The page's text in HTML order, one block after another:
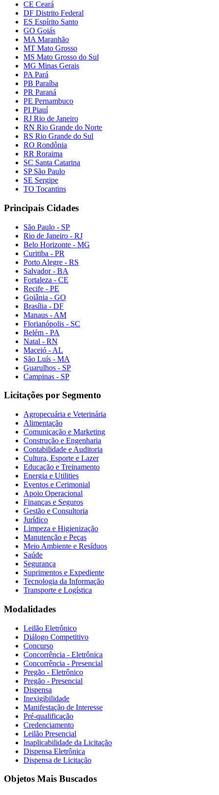
CE Ceará
DF Distrito Federal
ES Espírito Santo
GO Goiás
MA Maranhão
MT Mato Grosso
MS Mato Grosso do Sul
MG Minas Gerais
PA Pará
PB Paraíba
PR Paraná
PE Pernambuco
PI Piauí
RJ Rio de Janeiro
RN Rio Grande do Norte
RS Rio Grande do Sul
RO Rondônia
RR Roraima
SC Santa Catarina
SP São Paulo
SE Sergipe
TO Tocantins
Principais Cidades
São Paulo - SP
Rio de Janeiro - RJ
Belo Horizonte - MG
Curitiba - PR
Porto Alegre - RS
Salvador - BA
Fortaleza - CE
Recife - PE
Goiânia - GO
Brasília - DF
Manaus - AM
Florianópolis - SC
Belém - PA
Natal - RN
Maceió - AL
São Luís - MA
Guarulhos - SP
Campinas - SP
Licitações por Segmento
Agropecuária e Veterinária
Alimentação
Comunicação e Marketing
Construção e Engenharia
Contabilidade e Auditoria
Cultura, Esporte e Lazer
Educação e Treinamento
Energia e Utilities
Eventos e Cerimonial
Apoio Operacional
Finanças e Seguros
Gestão e Consultoria
Jurídico
Limpeza e Higienização
Manutenção e Peças
Meio Ambiente e Resíduos
Saúde
Segurança
Suprimentos e Expediente
Tecnologia da Informação
Transporte e Logística
Modalidades
Leilão Eletrônico
Diálogo Competitivo
Concurso
Concorrência - Eletrônica
Concorrência - Presencial
Pregão - Eletrônico
Pregão - Presencial
Dispensa
Inexigibilidade
Manifestação de Interesse
Pré-qualificação
Credenciamento
Leilão Presencial
Inaplicabilidade da Licitação
Dispensa Eletrônica
Dispensa de Licitação
Objetos Mais Buscados